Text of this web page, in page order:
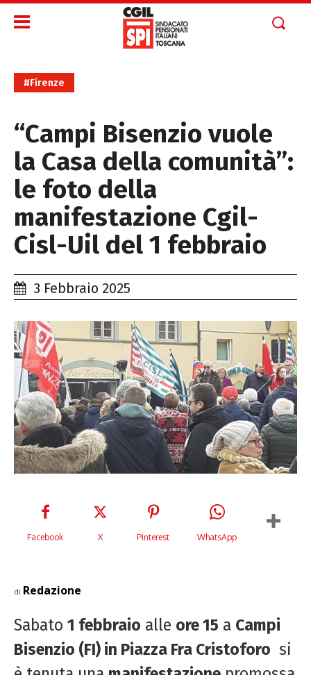
#Firenze
“Campi Bisenzio vuole
la Casa della comunità”:
le foto della
manifestazione Cgil-
Cisl-Uil del 1 febbraio
3 Febbraio 2025
Facebook X Pinterest WhatsApp
di Redazione
Sabato 1 febbraio alle ore 15 a Campi
Bisenzio (FI) in Piazza Fra Cristoforo si